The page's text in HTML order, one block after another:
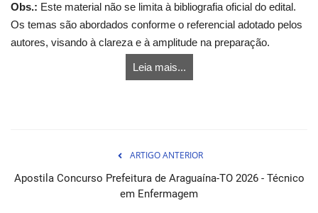
Obs.: Este material não se limita à bibliografia oficial do edital.
Os temas são abordados conforme o referencial adotado pelos
autores, visando à clareza e à amplitude na preparação.
Leia mais...
ARTIGO ANTERIOR
Apostila Concurso Prefeitura de Araguaína-TO 2026 - Técnico
em Enfermagem